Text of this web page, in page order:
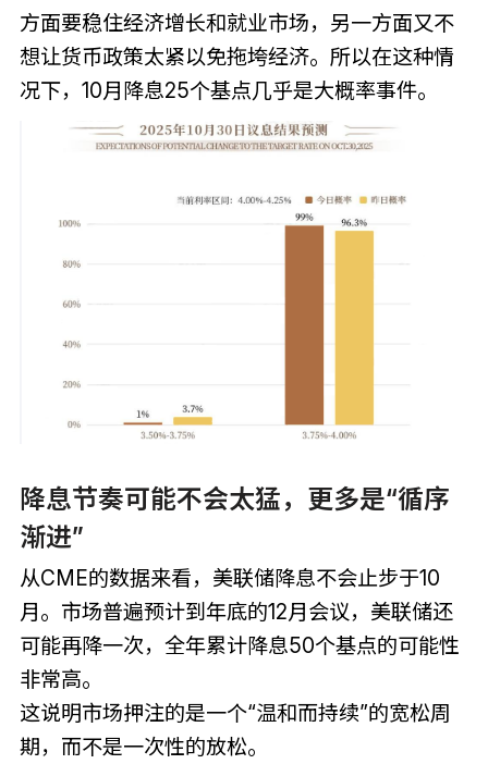
方面要稳住经济增长和就业市场，另一方面又不
想让货币政策太紧以免拖垮经济。所以在这种情
况下，10月降息25个基点几乎是大概率事件。
降息节奏可能不会太猛，更多是“循序
渐进”
从CME的数据来看，美联储降息不会止步于10
月。市场普遍预计到年底的12月会议，美联储还
可能再降一次，全年累计降息50个基点的可能性
非常高。
这说明市场押注的是一个“温和而持续”的宽松周
期，而不是一次性的放松。